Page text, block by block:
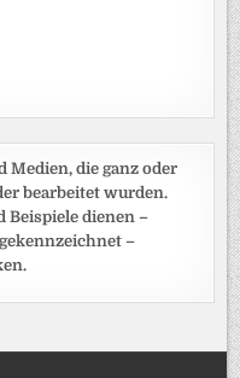
Medien, die ganz oder
bearbeitet wurden.
Beispiele dienen –
–